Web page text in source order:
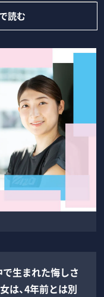
読む
生まれた悔しさ
は、4年前とは別